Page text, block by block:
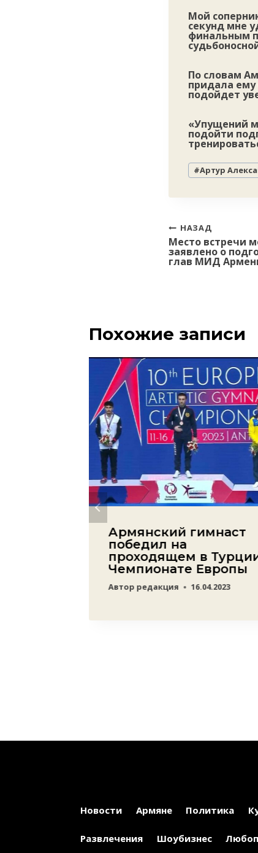
Мой
секунд мне
финальным
По словам
придала
подойдет
«Упущений
подойти
Метки
записи:
#Артур
по
записям
НАЗАД
Место встречи
заявлено о
глав МИД
Похожие записи
Армянский гимнаст
победил на
проходящем в
Чемпионате Европы
Автор редакция 16.04.2023
Новости Армяне Политика
Развлечения Шоубизнес